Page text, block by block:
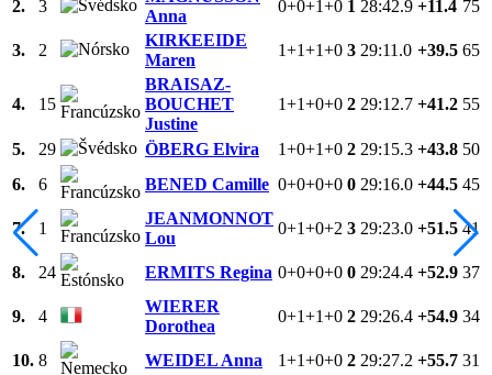
2.
3
Anna
0+0+1+0 1 28:42.9 +11.4 75
3. 2
KIRKEEIDE
Maren
1+1+1+0 3 29:11.0 +39.5 65
4. 15
BRAISAZ-
BOUCHET
Justine
1+1+0+0 2 29:12.7 +41.2 55
5. 29 ÖBERG Elvira 1+0+1+0 2 29:15.3 +43.8 50
6.
6 BENED Camille 0+0+0+0 0 29:16.0 +44.5 45
7. 1
JEANMONNOT
Lou
0+1+0+2 3 29:23.0 +51.5 41
8. 24 ERMITS Regina 0+0+0+0 0 29:24.4 +52.9 37
9. 4
WIERER
Dorothea
0+1+1+0 2 29:26.4 +54.9 34
10. 8 WEIDEL Anna 1+1+0+0 2 29:27.2 +55.7 31